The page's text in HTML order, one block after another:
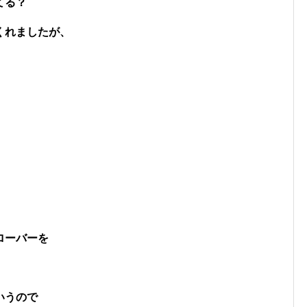
？
ましたが、
バーを
うので